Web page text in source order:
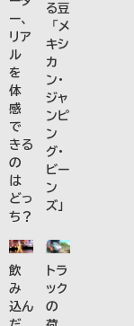
ー、
リア
ル
を
体
感
で
きる
の
は
どっ
ち？
る豆
「メ
キシ
カ
ン・
ジャ
ンピ
ン
グ・
ビー
ン
ズ」
飲
み
込ん
トラ
ック
の